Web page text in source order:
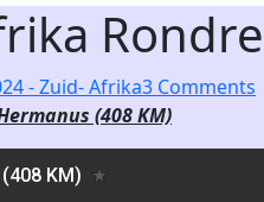
- Zuid- Afrika3 Comments
(408 KM)